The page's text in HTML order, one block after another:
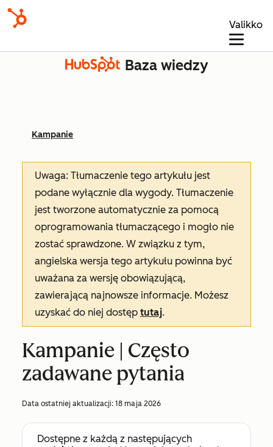
Valikko
Baza wiedzy
Kampanie
Uwaga: Tłumaczenie tego artykułu jest
podane wyłącznie dla wygody. Tłumaczenie
jest tworzone automatycznie za pomocą
oprogramowania tłumaczącego i mogło nie
zostać sprawdzone. W związku z tym,
angielska wersja tego artykułu powinna być
uważana za wersję obowiązującą,
zawierającą najnowsze informacje. Możesz
uzyskać do niej dostęp tutaj.
Kampanie | Często
zadawane pytania
Data ostatniej aktualizacji: 18 maja 2026
Dostępne z każdą z następujących